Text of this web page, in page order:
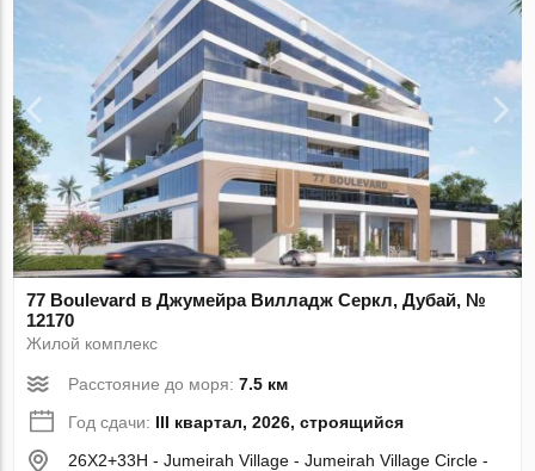
77 Boulevard в Джумейра Вилладж Серкл, Дубай, №
12170
Жилой комплекс
Расстояние до моря:7.5 км
Год сдачи: III квартал, 2026, строящийся
26X2+33H - Jumeirah Village - Jumeirah Village Circle -